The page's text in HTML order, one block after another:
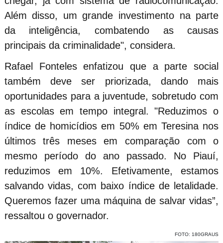
Além disso, um grande investimento na parte
da inteligência, combatendo as causas
principais da criminalidade", considera.
Rafael Fonteles enfatizou que a parte social
também deve ser priorizada, dando mais
oportunidades para a juventude, sobretudo com
as escolas em tempo integral. "Reduzimos o
índice de homicídios em 50% em Teresina nos
últimos três meses em comparação com o
mesmo período do ano passado. No Piauí,
reduzimos em 10%. Efetivamente, estamos
salvando vidas, com baixo índice de letalidade.
Queremos fazer uma máquina de salvar vidas”,
ressaltou o governador.
FOTO: 180GRAUS